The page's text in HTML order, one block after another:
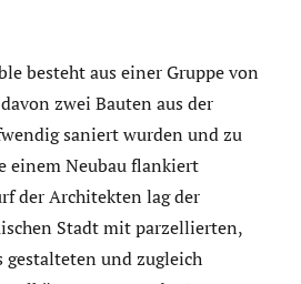
besteht aus einer Gruppe von
zwei Bauten aus der
saniert wurden und zu
einem Neubau flankiert
der Architekten lag der
Stadt mit parzellierten,
gestalteten und zugleich